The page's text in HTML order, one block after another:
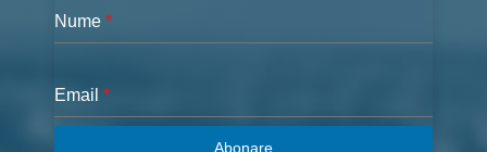
Nume *
Email *
Abonare